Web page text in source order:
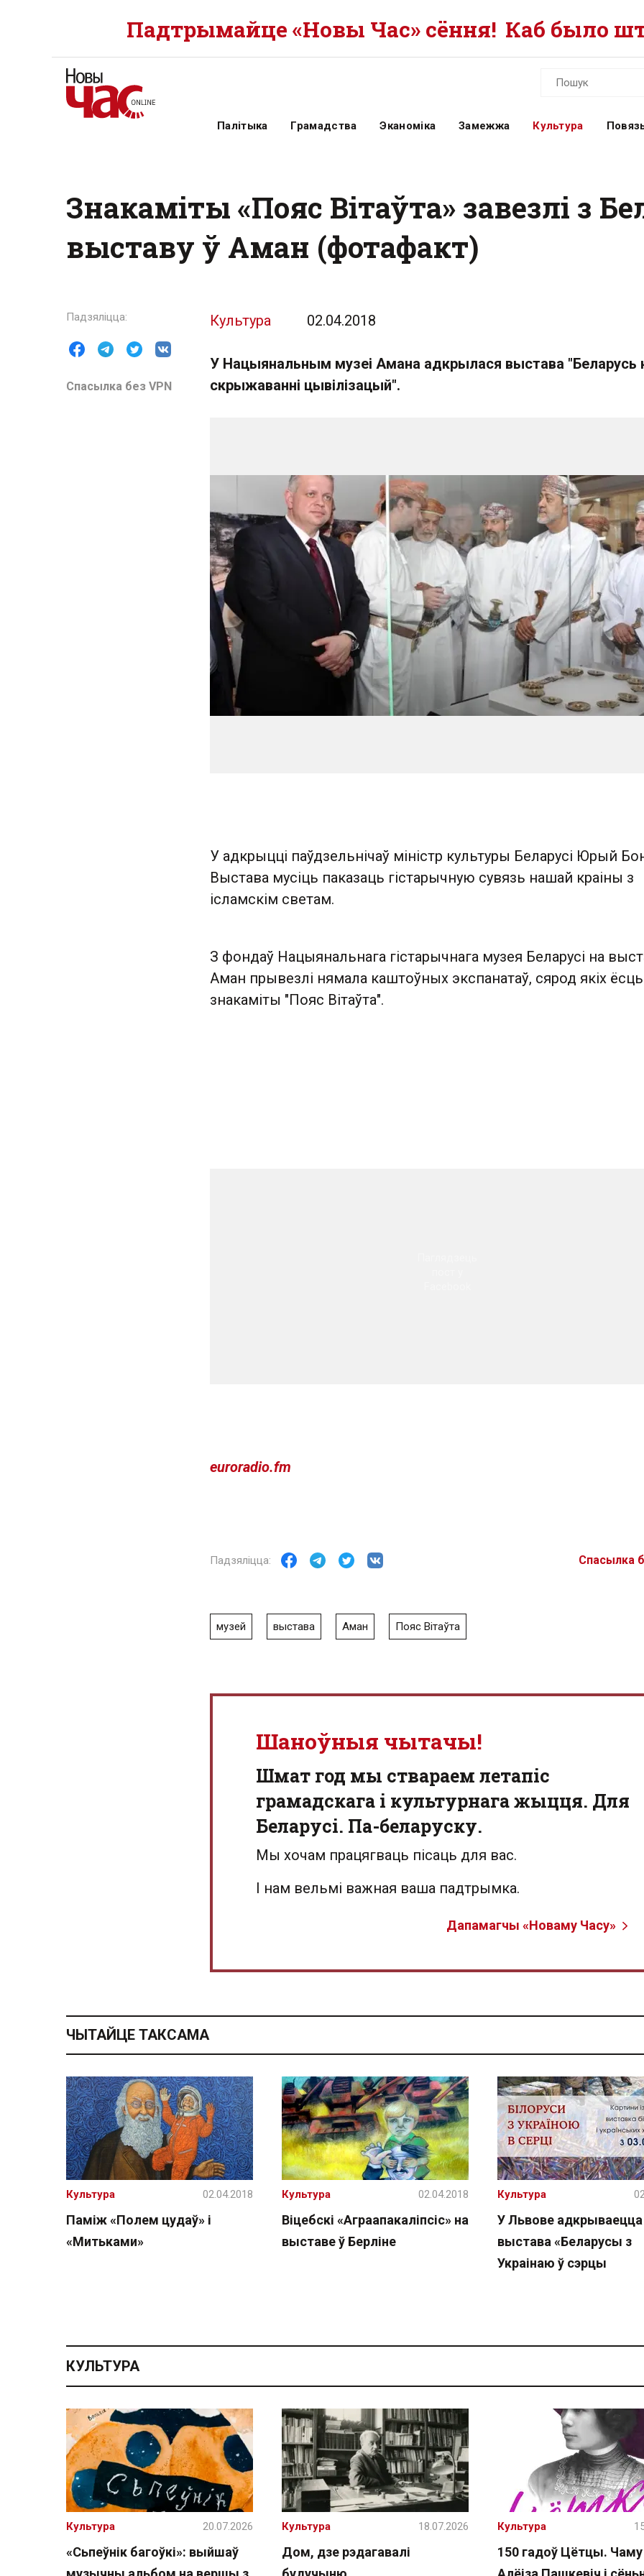
Падтрымайце «Новы Час» сёння! Каб было
Палітыка Грамадства Эканоміка Замежжа Культура
Знакаміты «Пояс Вітаўта» завезлі з
выставу ў Аман (фотафакт)
Спасылка без VPN
Культура 02.04.2018
У Нацыянальным музеі Амана адкрылася выстава "Беларусь
скрыжаванні цывілізацый".
У адкрыцці паўдзельнічаў міністр культуры Беларусі Юрый
Выстава мусіць паказаць гістарычную сувязь нашай краіны з
ісламскім светам.
З фондаў Нацыянальнага гістарычнага музея Беларусі на
Аман прывезлі нямала каштоўных экспанатаў, сярод якіх ёсць
знакаміты "Пояс Вітаўта".
euroradio.fm
Спасылка
музей выстава Аман Пояс Вітаўта
Шаноўныя чытачы!
Шмат год мы ствараем летапіс
грамадскага і культурнага жыцця. Для
Беларусі. Па-беларуску.
Мы хочам працягваць пісаць для вас.
І нам вельмі важная ваша падтрымка.
Дапамагчы «Новаму Часу»
ЧЫТАЙЦЕ ТАКСАМА
Паміж «Полем цудаў» і
«Митьками»
Культура 02.04.2018
Віцебскі «Аграапакаліпсіс» на
выставе ў Берліне
Культура 02.04.2018
У Львове адкрываецца
выстава «Беларусы з
Украінаю ў сэрцы
Культура
КУЛЬТУРА
«Сьпеўнік багоўкі»: выйшаў
Культура 20.07.2026
Дом, дзе рэдагавалі
Культура 18.07.2026
150 гадоў Цётцы. Чаму
Культура